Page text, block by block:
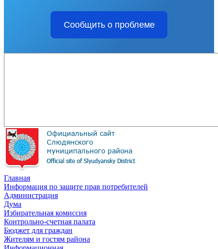
Сообщить о проблеме
Главная
Информация по защите прав потребителей
Администрация
Дума
Избирательная комиссия
Контрольно-счетная палата
Бюджет для граждан
Жителям и гостям района